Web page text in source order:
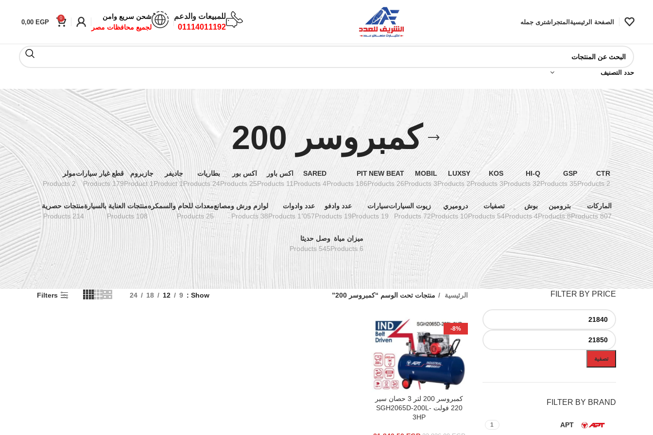
الصفحة الرئيسيةالمتجر اشترى جمله
للمبيعات والدعم
01114011192
شحن سريع وامن
لجميع محافظات مصر
0
0,00 EGP
حدد التصنيف
كمبروسر 200
CTR
2 Products
GSP
35 Products
HI-Q
32 Products
KOS
3 Products
LUXSY
2 Products
MOBIL
3 Products
NEW BEAT
26 Products
PIT
186 Products
SARED
4 Products
اكس باور
11 Products
اكس بور
25 Products
بطاريات
24 Products
جاديفر
1 Product
جازبروم
1 Product
قطع غيار سيارات
179 Products
مولر
2 Products
الماركات
807 Products
بترومين
8 Products
بوش
4 Products
تصفيات
54 Products
دروميري
10 Products
زيوت السيارات
72 Products
سيارات
19 Products
عدد وادفو
19 Products
عدد وادوات
1٬057 Products
لوازم ورش ومصانع
38 Products
معدات للحام والسمكره
25 Products
منتجات العناية بالسيارة
108 Products
منتجات حصرية
214 Products
ميزان مياة
6 Products
وصل حديثا
545 Products
FILTER BY PRICE
تصفية
FILTER BY BRAND
APT
1
الرئيسية منتجات تحت الوسم “كمبروسر 200” Show
9
12
18
24
Filters
-8%
إضافة إلى السلة
كمبروسر 200 لتر 3 حصان سير
220 فولت SGH2065D-200L-
3HP